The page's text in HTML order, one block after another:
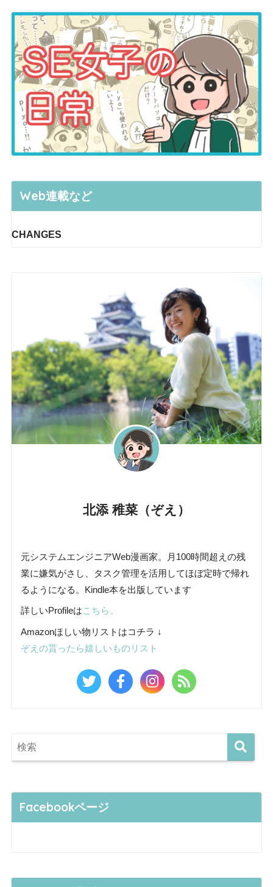
Web連載など
CHANGES
北添 稚菜（ぞえ）
元システムエンジニアWeb漫画家。月100時間超えの残
業に嫌気がさし、タスク管理を活用してほぼ定時で帰れ
るようになる。Kindle本を出版しています
詳しいProfileはこちら。
Amazonほしい物リストはコチラ ↓
ぞえの貰ったら嬉しいものリスト
Facebookページ